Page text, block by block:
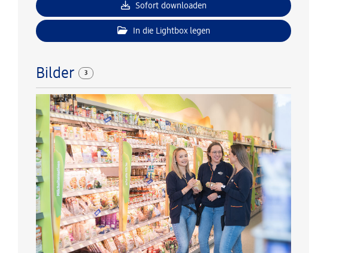
Sofort downloaden
In die Lightbox legen
Bilder 3